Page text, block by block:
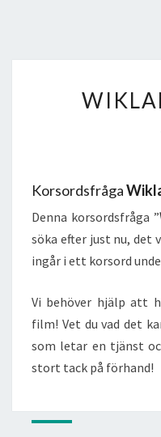
Korsordsfråga
Denna korsordsfråga ”
söka efter just nu, det
ingår i ett korsord
Vi behöver hjälp att
film! Vet du vad det
som letar en tjänst
stort tack på förhand!